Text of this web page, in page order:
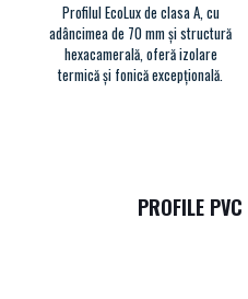
Profilul EcoLux de clasa A, cu
adâncimea de 70 mm și structură
hexacamerală, oferă izolare
termică și fonică excepțională.
PROFILE PVC